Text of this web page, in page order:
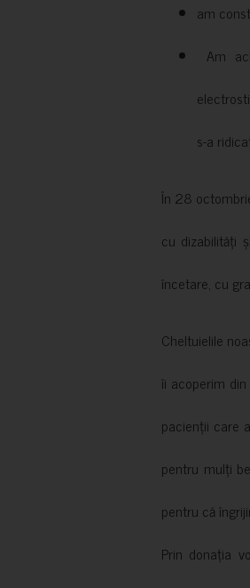
am
Am
s-a
În 28
cu dizabilități
încetare, cu
Cheltuielile
îi acoperim
pacienții care
pentru mulți
pentru că
Prin donația